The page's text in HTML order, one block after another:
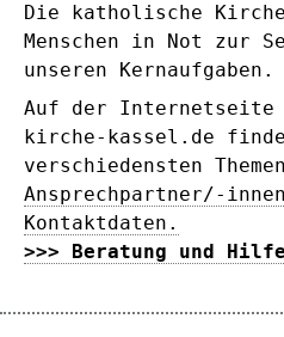
Die katholische
Menschen in Not zur
unseren Kernaufgaben.
Auf der Internetseite
kirche-kassel.de
verschiedensten
Ansprechpartner/-
Kontaktdaten.
>>> Beratung und